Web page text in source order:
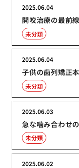
開咬治療の最前
2025.06.04
未分類
子供の歯列矯正
2025.06.04
未分類
急な噛み合わせ
2025.06.03
未分類
2025.06.02